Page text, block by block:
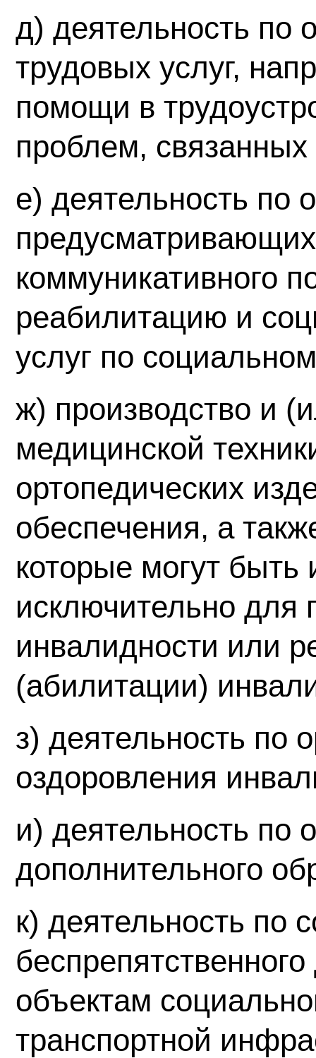
д) деятельность по
трудовых услуг,
помощи в
проблем,
е) деятельность по
коммуникативного
реабилитацию и
услуг по
ж) производство и
медицинской
ортопедических
обеспечения, а
которые могут быть
исключительно для
инвалидности или
(абилитации)
з) деятельность по
оздоровления
и) деятельность по
дополнительного
к) деятельность по
объектам
транспортной